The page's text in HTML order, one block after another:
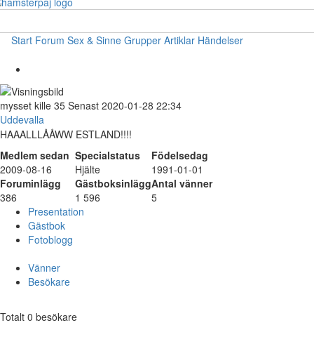
Start Forum Sex & Sinne Grupper Artiklar Händelser
mysset kille 35 Senast 2020-01-28 22:34
Uddevalla
HAAALLLÅÅWW ESTLAND!!!!
Medlem sedan Specialstatus
Födelsedag
2009-08-16
Hjälte
1991-01-01
Foruminlägg
GästboksinläggAntal vänner
386
1 596
5
Presentation
Gästbok
Fotoblogg
Vänner
Besökare
Totalt 0 besökare